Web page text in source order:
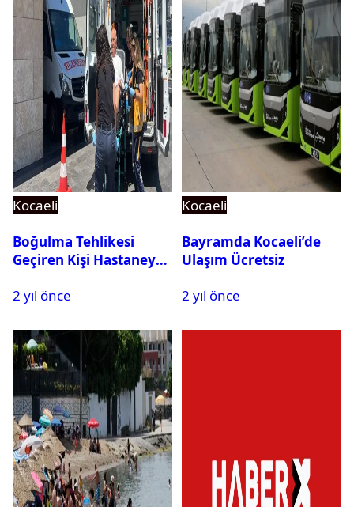
Kocaeli
Boğulma Tehlikesi
Geçiren Kişi Hastaneye
2 yıl önce
Kocaeli
Bayramda Kocaeli’de
Ulaşım Ücretsiz
2 yıl önce